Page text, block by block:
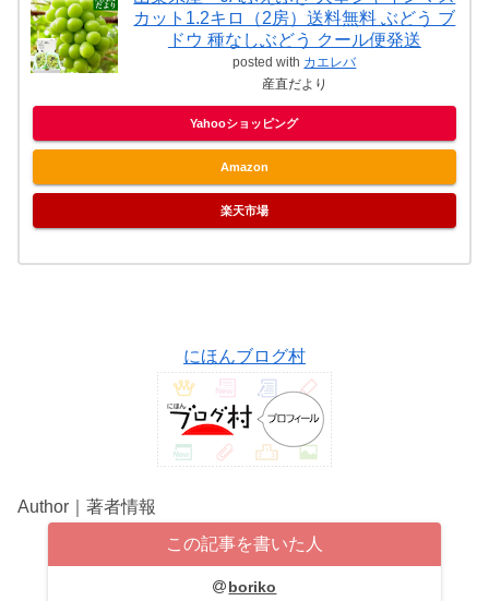
カット1.2キロ（2房）送料無料 ぶどう ブ
ドウ 種なしぶどう クール便発送
posted with カエレバ
産直だより
Yahooショッピング
Amazon
楽天市場
にほんブログ村
Author｜著者情報
この記事を書いた人
boriko